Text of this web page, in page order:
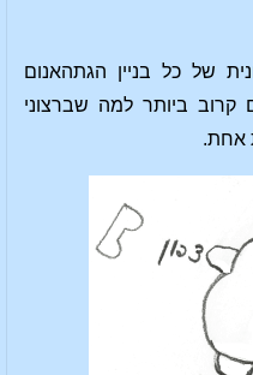
של כל בניין הגתהאנום
קרוב ביותר למה שברצוני
אחת.